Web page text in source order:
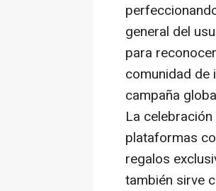
general del
para
comunidad de
campaña
La
plataformas
regalos
también sirve